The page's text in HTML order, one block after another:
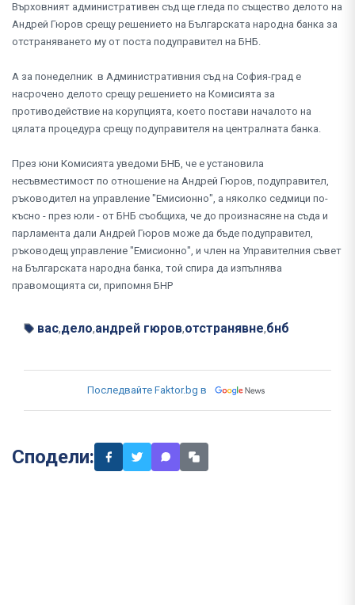
Върховният административен съд ще гледа по същество делото на
Андрей Гюров срещу решението на Българската народна банка за
отстраняването му от поста подуправител на БНБ.
А за понеделник в Административния съд на София-град е
насрочено делото срещу решението на Комисията за
противодействие на корупцията, което постави началото на
цялата процедура срещу подуправителя на централната банка.
През юни Комисията уведоми БНБ, че е установила
несъвместимост по отношение на Андрей Гюров, подуправител,
ръководител на управление "Емисионно", а няколко седмици по-
късно - през юли - от БНБ съобщиха, че до произнасяне на съда и
парламента дали Андрей Гюров може да бъде подуправител,
ръководещ управление "Емисионно", и член на Управителния съвет
на Българската народна банка, той спира да изпълнява
правомощията си, припомня БНР
вас,дело,андрей гюров,отстранявне,бнб
Последвайте Faktor.bg в
Сподели: